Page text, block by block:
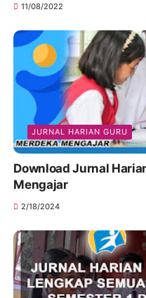
11/08/2022
JURNAL HARIAN GURU
Download Jurnal
Mengajar
2/18/2024